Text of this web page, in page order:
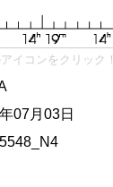
イコンをクリック！
07月03日